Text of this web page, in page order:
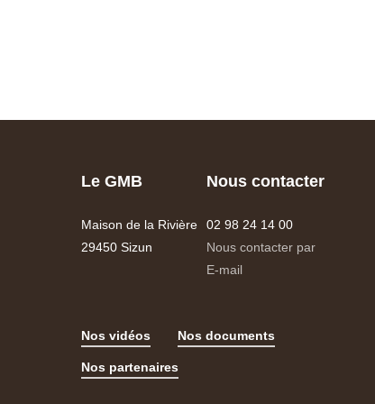
Le GMB
Maison de la Rivière
29450 Sizun
Nous contacter
02 98 24 14 00
Nous contacter par
E-mail
Nos vidéos Nos documents
Nos partenaires